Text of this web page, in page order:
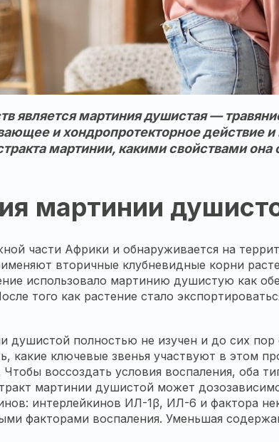
является мартиния душистая —
и хондропротекторное действие
мартинии, какими свойствами
мартинии
части Африки и обнаруживается на
вторичные клубневидные корни
использовало мартинию душистую как
того как растение стало
душистой полностью не изучен и до сих
какие ключевые звенья участвуют в этом
воссоздать условия воспаления, оба
мартинии душистой может
интерлейкинов ИЛ-1β, ИЛ-6 и фактора
факторами воспаления. Уменьшая